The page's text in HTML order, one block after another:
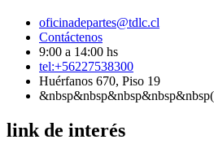
oficinadepartes@tdlc.cl
Contáctenos
9:00 a 14:00 hs
tel:+56227538300
Huérfanos 670, Piso 19
link de interés